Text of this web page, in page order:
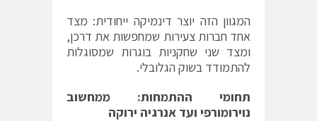
המגוון הזה יוצר דינמיקה ייחודית: מצד
אחד חברות צעירות שמחפשות את דרכן,
ומצד שני שחקניות בוגרות שמסוגלות
להתמודד בשוק הגלובלי.
תחומי ההתמחות: ממחשוב
נוירומורפי ועד אנרגיה ירוקה